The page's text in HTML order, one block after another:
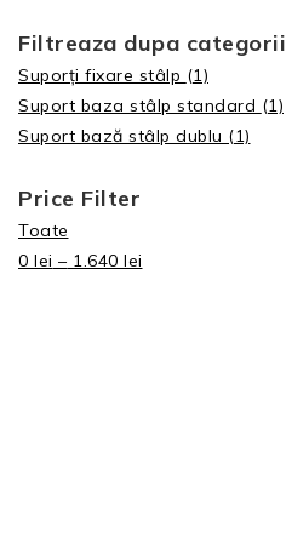
Filtreaza dupa categorii
Suporți fixare stâlp (1)
Suport baza stâlp standard (1)
Suport bază stâlp dublu (1)
Price Filter
Toate
0 lei – 1.640 lei